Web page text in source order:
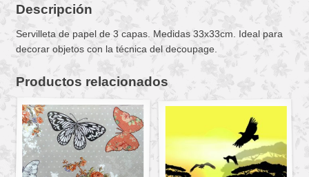
Descripción
Servilleta de papel de 3 capas. Medidas 33x33cm. Ideal para
decorar objetos con la técnica del decoupage.
Productos relacionados